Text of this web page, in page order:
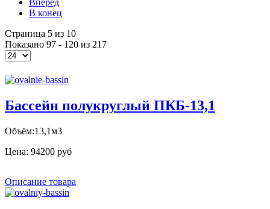
Вперёд
В конец
Страница 5 из 10
Показано 97 - 120 из 217
Бассейн полукруглый ПКБ-13,1
Объём:13,1м3
Цена: 94200 руб
Описание товара